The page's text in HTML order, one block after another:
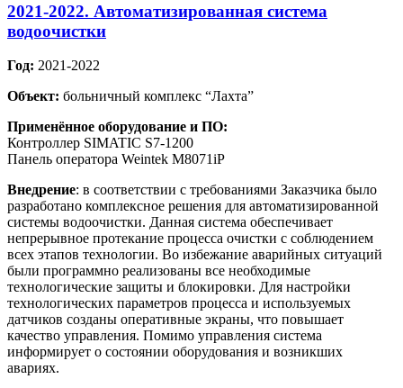
2021-2022. Автоматизированная система
водоочистки
Год: 2021-2022
Объект: больничный комплекс “Лахта”
Применённое оборудование и ПО:
Контроллер SIMATIC S7-1200
Панель оператора Weintek M8071iP
Внедрение: в соответствии с требованиями Заказчика было
разработано комплексное решения для автоматизированной
системы водоочистки. Данная система обеспечивает
непрерывное протекание процесса очистки с соблюдением
всех этапов технологии. Во избежание аварийных ситуаций
были программно реализованы все необходимые
технологические защиты и блокировки. Для настройки
технологических параметров процесса и используемых
датчиков созданы оперативные экраны, что повышает
качество управления. Помимо управления система
информирует о состоянии оборудования и возникших
авариях.